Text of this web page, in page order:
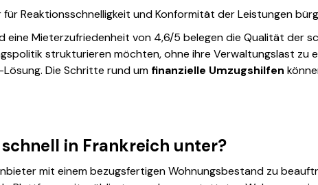
Reaktionsschnelligkeit und Konformität der Leistungen
eine Mieterzufriedenheit von 4,6/5 belegen die Qualität der
strukturieren möchten, ohne ihre Verwaltungslast zu
Die Schritte rund um finanzielle Umzugshilfen
in Frankreich unter?
mit einem bezugsfertigen Wohnungsbestand zu